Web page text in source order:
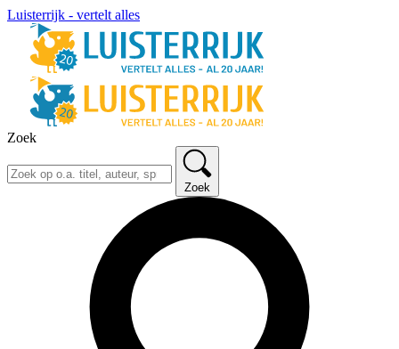
Luisterrijk - vertelt alles
Zoek
Zoek